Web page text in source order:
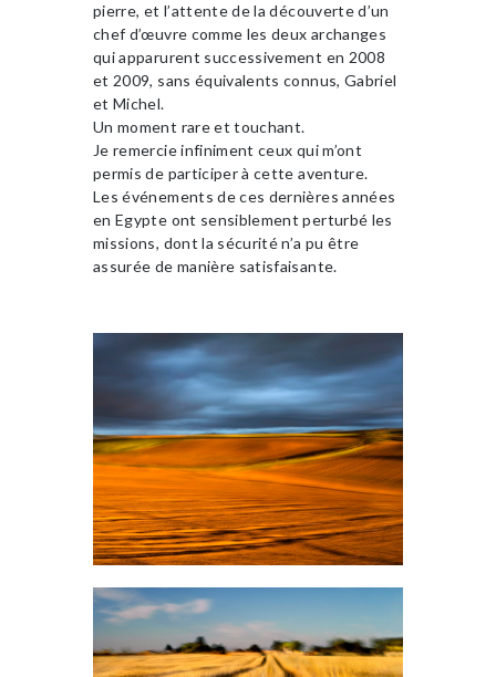
pierre, et l’attente de la découverte d’un
chef d’œuvre comme les deux archanges
qui apparurent successivement en 2008
et 2009, sans équivalents connus, Gabriel
et Michel.
Un moment rare et touchant.
Je remercie infiniment ceux qui m’ont
permis de participer à cette aventure.
Les événements de ces dernières années
en Egypte ont sensiblement perturbé les
missions, dont la sécurité n’a pu être
assurée de manière satisfaisante.